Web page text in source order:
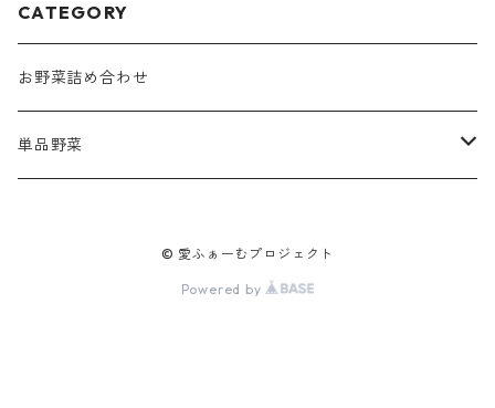
CATEGORY
お野菜詰め合わせ
単品野菜
© 愛ふぁーむプロジェクト
Powered by